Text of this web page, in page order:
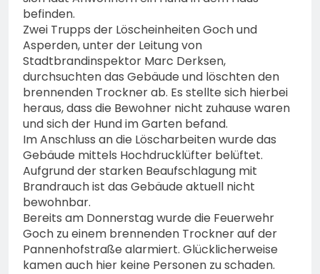
befinden.
Zwei Trupps der Löscheinheiten Goch und
Asperden, unter der Leitung von
Stadtbrandinspektor Marc Derksen,
durchsuchten das Gebäude und löschten den
brennenden Trockner ab. Es stellte sich hierbei
heraus, dass die Bewohner nicht zuhause waren
und sich der Hund im Garten befand.
Im Anschluss an die Löscharbeiten wurde das
Gebäude mittels Hochdrucklüfter belüftet.
Aufgrund der starken Beaufschlagung mit
Brandrauch ist das Gebäude aktuell nicht
bewohnbar.
Bereits am Donnerstag wurde die Feuerwehr
Goch zu einem brennenden Trockner auf der
Pannenhofstraße alarmiert. Glücklicherweise
kamen auch hier keine Personen zu schaden.